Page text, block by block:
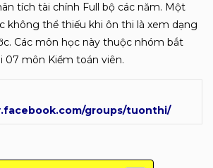
tích tài chính Full bộ các năm. Một
không thể thiếu khi ôn thi là xem dạng
Các môn học này thuộc nhóm bắt
07 môn Kiểm toán viên.
groups/tuonthi/